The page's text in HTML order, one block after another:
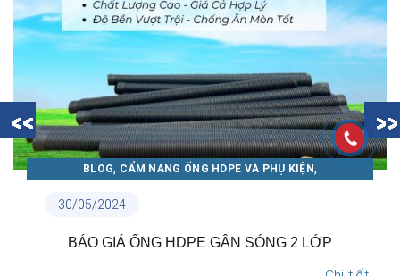
18/05/2024
CẨM NANG ỐNG NHỰA THUẬN PHÁT,TIN NỘI BỘ
TẠI SAO NÊN LỰA CHỌN ỐNG NHỰA THUẬN PHÁT?